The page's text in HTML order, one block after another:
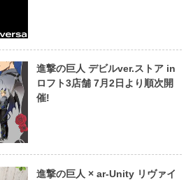
進撃の巨人 デビルver.ストア in
ロフト3店舗 7月2日より順次開
催!
進撃の巨人 × ar-Unity リヴァイ